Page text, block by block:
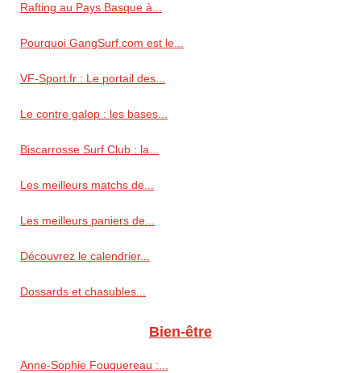
Rafting au Pays Basque à...
Pourquoi GangSurf.com est le...
VF-Sport.fr : Le portail des...
Le contre galop : les bases...
Biscarrosse Surf Club : la...
Les meilleurs matchs de...
Les meilleurs paniers de...
Découvrez le calendrier...
Dossards et chasubles...
Bien-être
Anne‑Sophie Fouquereau :...